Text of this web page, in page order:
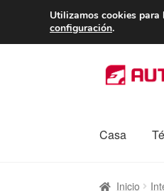
Ir
a
Ir
al
Casa
InicioCaja
Inicio
Utilizamos cookies para
configuración.